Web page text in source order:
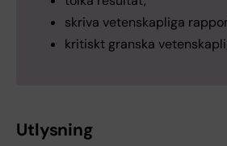
skriva vetenskapliga
kritiskt granska
Utlysning